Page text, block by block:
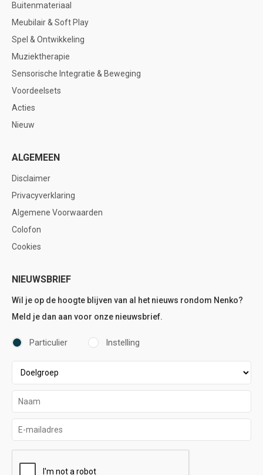
Buitenmateriaal
Meubilair & Soft Play
Spel & Ontwikkeling
Muziektherapie
Sensorische Integratie & Beweging
Voordeelsets
Acties
Nieuw
ALGEMEEN
Disclaimer
Privacyverklaring
Algemene Voorwaarden
Colofon
Cookies
NIEUWSBRIEF
Wil je op de hoogte blijven van al het nieuws rondom Nenko?
Meld je dan aan voor onze nieuwsbrief.
Particulier Instelling